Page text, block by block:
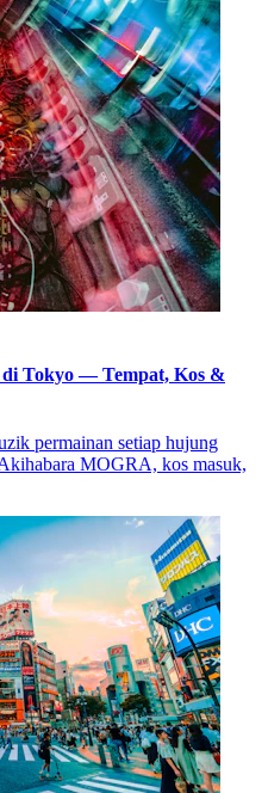
Tokyo — Tempat, Kos &
permainan setiap hujung
MOGRA, kos masuk,